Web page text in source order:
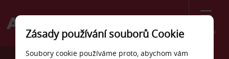
Menu
Welcome
Zásady používání souborů Cookie
Soubory cookie používáme proto, abychom vám